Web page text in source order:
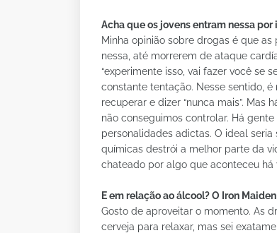
Acha que os jovens entram nessa por
Minha opinião sobre drogas é que
nessa, até morrerem de ataque
“experimente isso, vai fazer você se
constante tentação. Nesse sentido,
recuperar e dizer “nunca mais”.
não conseguimos controlar. Há
personalidades adictas. O ideal
químicas destrói a melhor parte da
chateado por algo que aconteceu há
E em relação ao álcool? O Iron
Gosto de aproveitar o momento. As
cerveja para relaxar, mas sei